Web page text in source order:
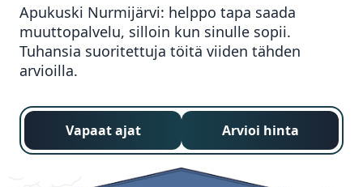
Apukuski Nurmijärvi: helppo tapa saada
muuttopalvelu, silloin kun sinulle sopii.
Tuhansia suoritettuja töitä viiden tähden
arvioilla.
Vapaat ajat Arvioi hinta